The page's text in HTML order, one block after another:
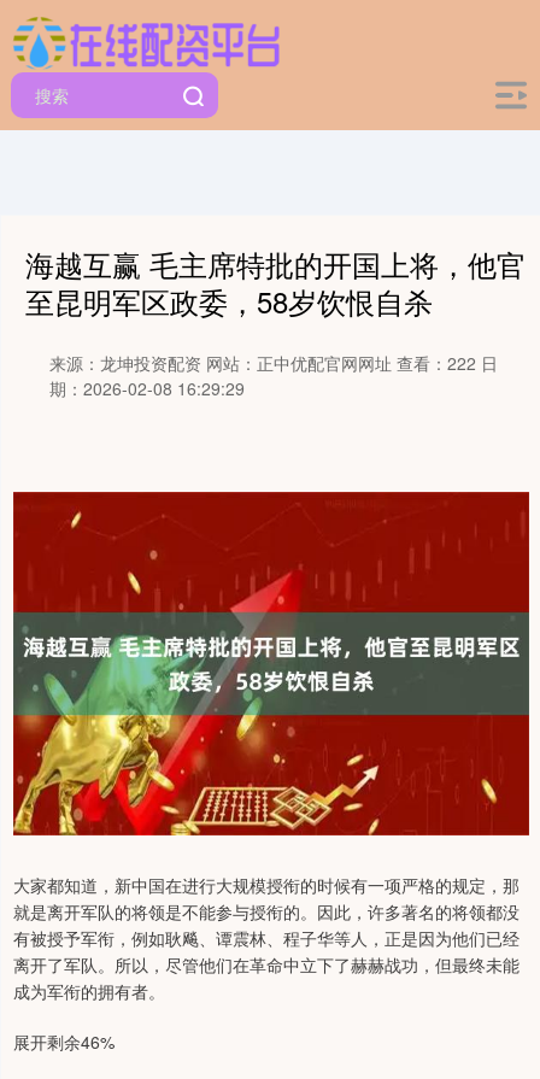
海越互赢 毛主席特批的开国上将，他官
至昆明军区政委，58岁饮恨自杀
来源：龙坤投资配资 网站：正中优配官网网址 查看：222 日
期：2026-02-08 16:29:29
大家都知道，新中国在进行大规模授衔的时候有一项严格的规定，那
就是离开军队的将领是不能参与授衔的。因此，许多著名的将领都没
有被授予军衔，例如耿飚、谭震林、程子华等人，正是因为他们已经
离开了军队。所以，尽管他们在革命中立下了赫赫战功，但最终未能
成为军衔的拥有者。
展开剩余46%